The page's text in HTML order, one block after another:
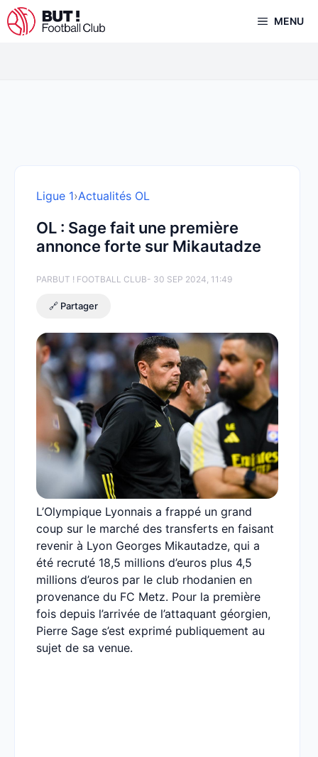
Aller
au
MENU
Ligue 1›Actualités OL
OL : Sage fait une première
annonce forte sur Mikautadze
PARBUT ! FOOTBALL CLUB- 30 SEP 2024, 11:49
🔗 Partager
L’Olympique Lyonnais a frappé un grand
coup sur le marché des transferts en faisant
revenir à Lyon Georges Mikautadze, qui a
été recruté 18,5 millions d’euros plus 4,5
millions d’euros par le club rhodanien en
provenance du FC Metz. Pour la première
fois depuis l’arrivée de l’attaquant géorgien,
Pierre Sage s’est exprimé publiquement au
sujet de sa venue.